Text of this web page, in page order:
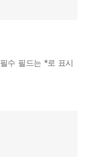
필수 필드는 *로 표시